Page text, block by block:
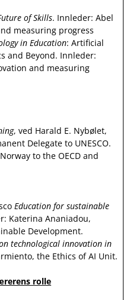
of Skills. Innleder: Abel
measuring progress
in Education: Artificial
and Beyond. Innleder:
and measuring
, ved Harald E. Nybølet,
Delegate to UNESCO.
to the OECD and
Education for sustainable
Katerina Ananiadou,
Development.
technological innovation in
the Ethics of AI Unit.
rolle